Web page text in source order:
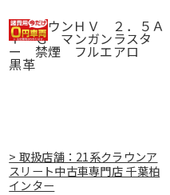
> 取扱店舗：21系クラウンア
スリート中古車専門店 千葉柏
インター